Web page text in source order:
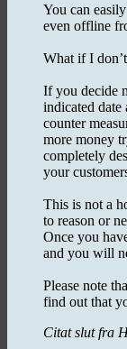
You can
even offline
What if I
If you decide
indicated date
counter
more money
completely
your
This is not a
to reason or
Once you
and you will
Please note
find out that
Citat slut fra